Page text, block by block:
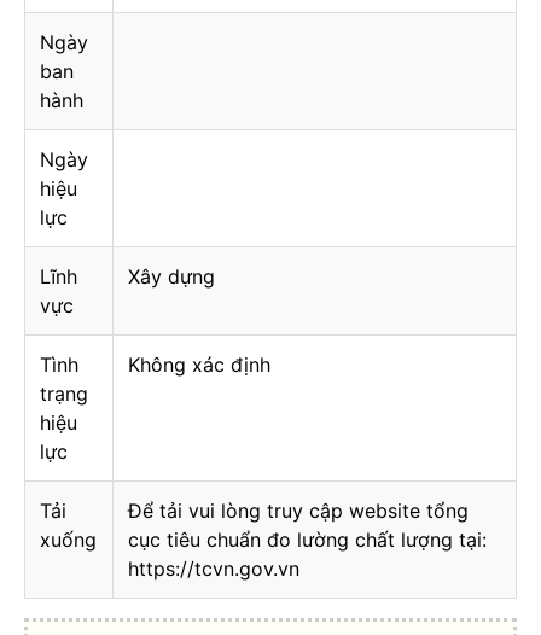
Ngày
ban
hành
Ngày
hiệu
lực
Lĩnh
vực
Xây dựng
Tình
trạng
hiệu
lực
Không xác định
Tải
xuống
Để tải vui lòng truy cập website tổng
cục tiêu chuẩn đo lường chất lượng tại:
https://tcvn.gov.vn